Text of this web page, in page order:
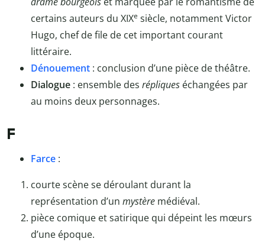
certains auteurs du XIXe siècle, notamment Victor
Hugo, chef de file de cet important courant
littéraire.
Dénouement : conclusion d’une pièce de théâtre.
Dialogue : ensemble des répliques échangées par
au moins deux personnages.
F
Farce :
courte scène se déroulant durant la
représentation d’un mystère médiéval.
pièce comique et satirique qui dépeint les mœurs
d’une époque.